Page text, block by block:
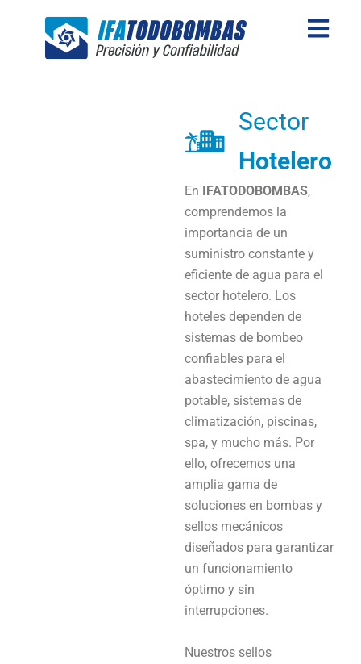
Sector
Hotelero
En IFATODOBOMBAS,
comprendemos la
importancia de un
suministro constante y
eficiente de agua para el
sector hotelero. Los
hoteles dependen de
sistemas de bombeo
confiables para el
abastecimiento de agua
potable, sistemas de
climatización, piscinas,
spa, y mucho más. Por
ello, ofrecemos una
amplia gama de
soluciones en bombas y
sellos mecánicos
diseñados para garantizar
un funcionamiento
óptimo y sin
interrupciones.
Nuestros sellos